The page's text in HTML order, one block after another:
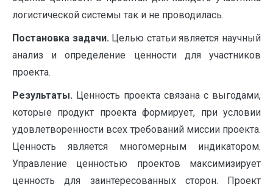
логистической системы так и не проводилась.
Постановка задачи. Целью статьи является научный
анализ и определение ценности для участников
проекта.
Результаты. Ценность проекта связана с выгодами,
которые продукт проекта формирует, при условии
удовлетворенности всех требований миссии проекта.
Ценность является многомерным индикатором.
Управление ценностью проектов максимизирует
ценность для заинтересованных сторон. Проект